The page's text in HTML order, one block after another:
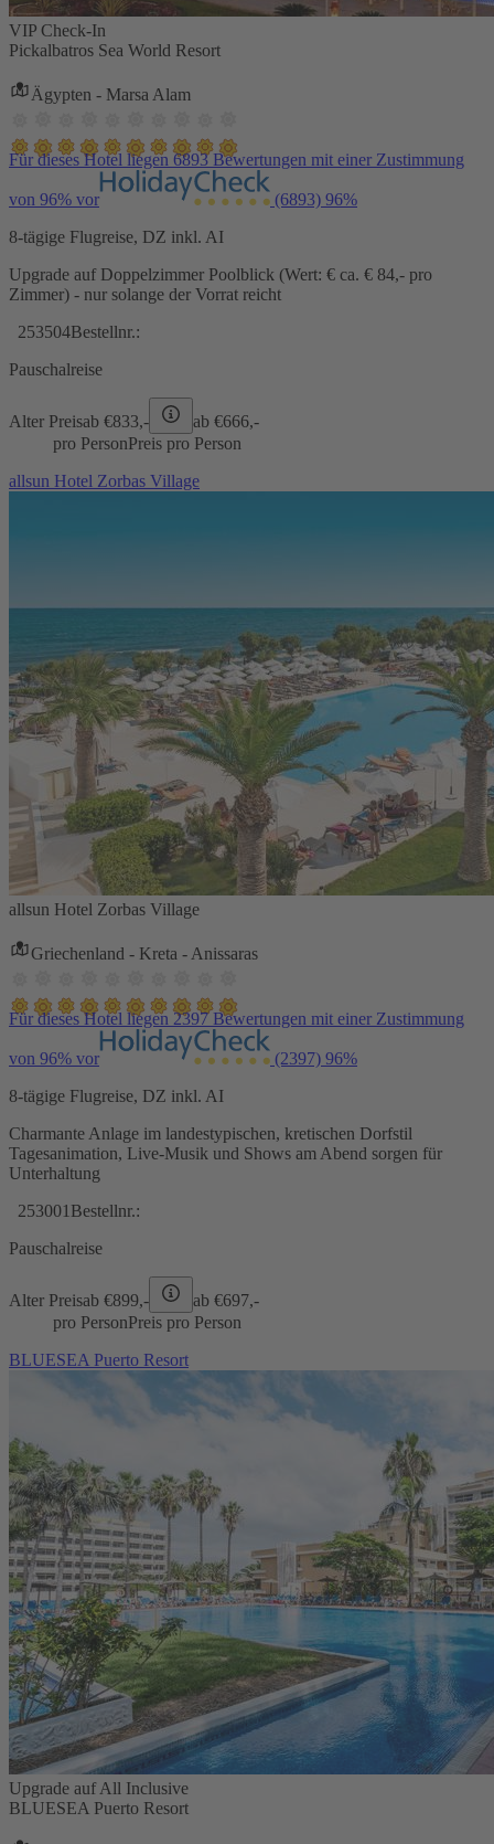
VIP Check-In
Pickalbatros Sea World Resort
Ägypten - Marsa Alam
Für dieses Hotel liegen 6893 Bewertungen mit einer Zustimmung
von 96% vor (6893) 96%
8-tägige Flugreise, DZ inkl. AI
Upgrade auf Doppelzimmer Poolblick (Wert: € ca. € 84,- pro
Zimmer) - nur solange der Vorrat reicht
253504Bestellnr.:
Pauschalreise
Alter Preisab €833,- ab €666,-
pro PersonPreis pro Person
allsun Hotel Zorbas Village
allsun Hotel Zorbas Village
Griechenland - Kreta - Anissaras
Für dieses Hotel liegen 2397 Bewertungen mit einer Zustimmung
von 96% vor (2397) 96%
8-tägige Flugreise, DZ inkl. AI
Charmante Anlage im landestypischen, kretischen Dorfstil
Tagesanimation, Live-Musik und Shows am Abend sorgen für
Unterhaltung
253001 Bestellnr.:
Pauschalreise
Alter Preisab €899,- ab €697,-
pro PersonPreis pro Person
BLUESEA Puerto Resort
Upgrade auf All Inclusive
BLUESEA Puerto Resort